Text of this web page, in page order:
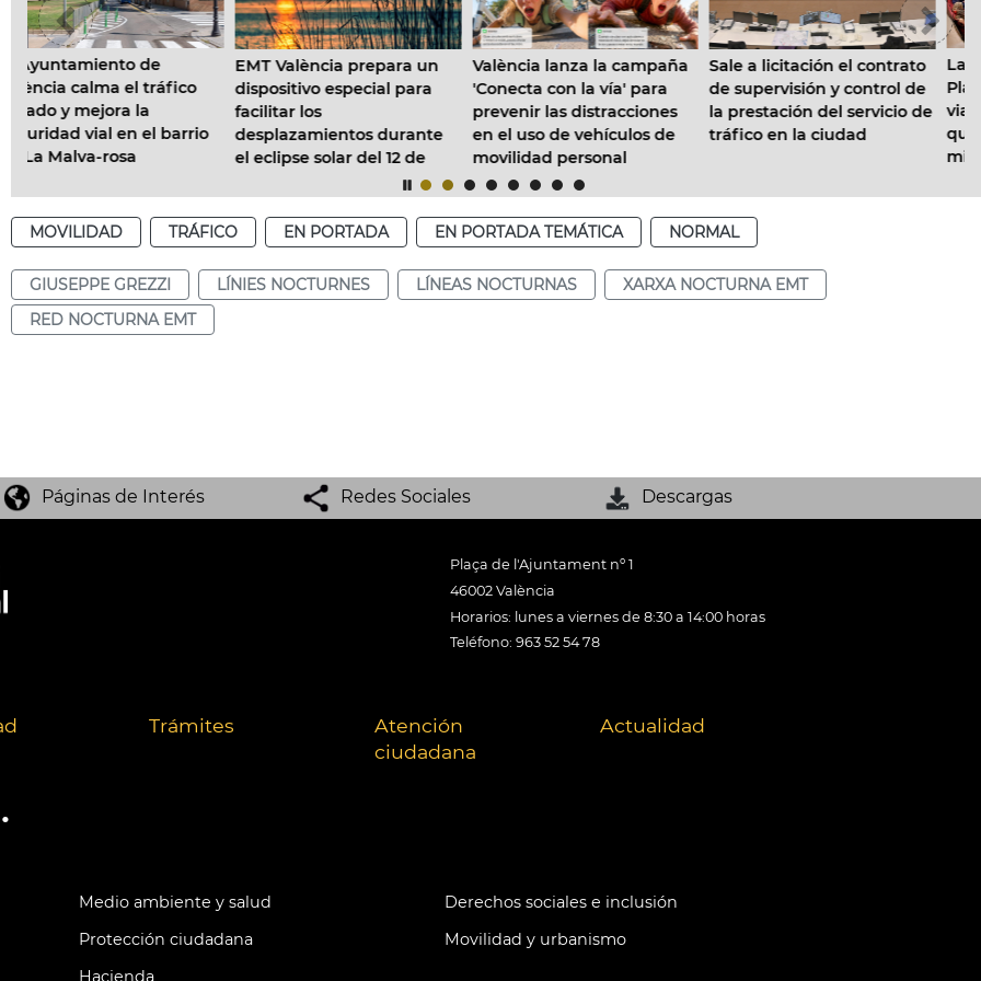
EMT València prepara un
dispositivo especial para
facilitar los
desplazamientos durante
el eclipse solar del 12 de
València lanza la campaña
'Conecta con la vía' para
prevenir las distracciones
en el uso de vehículos de
movilidad personal
Sale a licitación el contrato
de supervisión y control de
la prestación del servicio de
tráfico en la ciudad
La corporación aprueba el
Plan director de seguridad
vial con horizonte 2030,
que pretende reducir a la
mitad los accidentes de
MOVILIDAD TRÁFICO EN PORTADA EN PORTADA TEMÁTICA NORMAL
GIUSEPPE GREZZI LÍNIES NOCTURNES LÍNEAS NOCTURNAS
XARXA NOCTURNA EMT
RED NOCTURNA EMT
Páginas de Interés Redes Sociales Descargas
Plaça de l'Ajuntament nº 1
46002 València
Horarios: lunes a viernes de 8:30 a 14:00 horas
Teléfono: 963 52 54 78
Trámites
Atención
ciudadana
Actualidad
Medio ambiente y salud
Derechos sociales e inclusión
Protección ciudadana
Movilidad y urbanismo
Hacienda